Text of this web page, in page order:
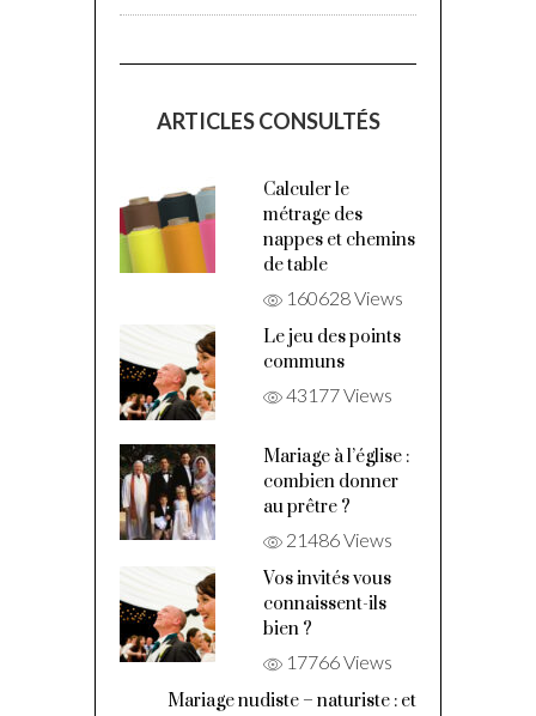
ARTICLES CONSULTÉS
Calculer le
métrage des
nappes et chemins
de table
160628 Views
Le jeu des points
communs
43177 Views
Mariage à l’église :
combien donner
au prêtre ?
21486 Views
Vos invités vous
connaissent-ils
bien ?
17766 Views
Mariage nudiste – naturiste : et